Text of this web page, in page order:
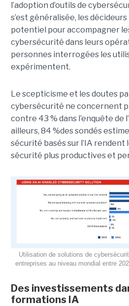
l’adoption d’outils de
s’est généralisée, les
potentiel pour accompagner
cybersécurité dans leurs
personnes interrogées les
expérimentent.
Le scepticisme et les doutes
cybersécurité ne concernent
contre 43 % dans l’enquête de
ailleurs, 84 %des sondés
sécurité basés sur l’IA rendent
sécurité plus productives et
Utilisation de solutions de
entreprises au niveau mondial entre
Des investissements
formations IA